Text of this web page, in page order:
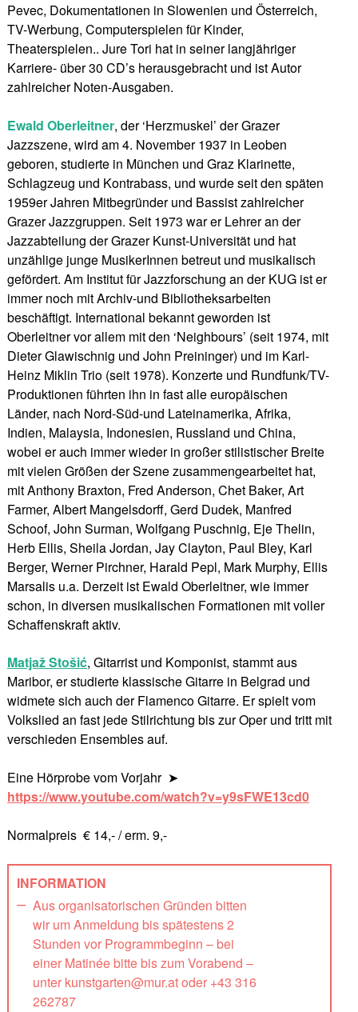
Pevec, Dokumentationen in Slowenien und Österreich,
TV-Werbung, Computerspielen für Kinder,
Theaterspielen.. Jure Tori hat in seiner langjähriger
Karriere- über 30 CD’s herausgebracht und ist Autor
zahlreicher Noten-Ausgaben.
Ewald Oberleitner, der ‘Herzmuskel’ der Grazer
Jazzszene, wird am 4. November 1937 in Leoben
geboren, studierte in München und Graz Klarinette,
Schlagzeug und Kontrabass, und wurde seit den späten
1959er Jahren Mitbegründer und Bassist zahlreicher
Grazer Jazzgruppen. Seit 1973 war er Lehrer an der
Jazzabteilung der Grazer Kunst-Universität und hat
unzählige junge MusikerInnen betreut und musikalisch
gefördert. Am Institut für Jazzforschung an der KUG ist er
immer noch mit Archiv-und Bibliotheksarbeiten
beschäftigt. International bekannt geworden ist
Oberleitner vor allem mit den ‘Neighbours’ (seit 1974, mit
Dieter Glawischnig und John Preininger) und im Karl-
Heinz Miklin Trio (seit 1978). Konzerte und Rundfunk/TV-
Produktionen führten ihn in fast alle europäischen
Länder, nach Nord-Süd-und Lateinamerika, Afrika,
Indien, Malaysia, Indonesien, Russland und China,
wobei er auch immer wieder in großer stilistischer Breite
mit vielen Größen der Szene zusammengearbeitet hat,
mit Anthony Braxton, Fred Anderson, Chet Baker, Art
Farmer, Albert Mangelsdorff, Gerd Dudek, Manfred
Schoof, John Surman, Wolfgang Puschnig, Eje Thelin,
Herb Ellis, Sheila Jordan, Jay Clayton, Paul Bley, Karl
Berger, Werner Pirchner, Harald Pepl, Mark Murphy, Ellis
Marsalis u.a. Derzeit ist Ewald Oberleitner, wie immer
schon, in diversen musikalischen Formationen mit voller
Schaffenskraft aktiv.
Matjaž Stošić, Gitarrist und Komponist, stammt aus
Maribor, er studierte klassische Gitarre in Belgrad und
widmete sich auch der Flamenco Gitarre. Er spielt vom
Volkslied an fast jede Stilrichtung bis zur Oper und tritt mit
verschieden Ensembles auf.
Eine Hörprobe vom Vorjahr ➤
https://www.youtube.com/watch?v=y9sFWE13cd0
Normalpreis € 14,- / erm. 9,-
INFORMATION
Aus organisatorischen Gründen bitten
wir um Anmeldung bis spätestens 2
Stunden vor Programmbeginn – bei
einer Matinée bitte bis zum Vorabend –
unter kunstgarten@mur.at oder +43 316
262787